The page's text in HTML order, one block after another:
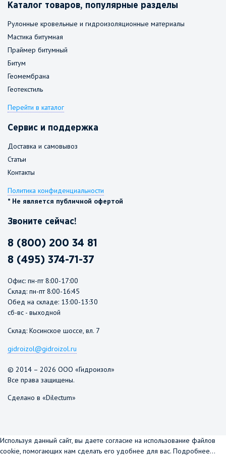
Каталог товаров, популярные разделы
Рулонные кровельные и гидроизоляционные материалы
Мастика битумная
Праймер битумный
Битум
Геомембрана
Геотекстиль
Перейти в каталог
Сервис и поддержка
Доставка и самовывоз
Статьи
Контакты
Политика конфиденциальности
* Не является публичной офертой
Звоните сейчас!
8 (800) 200 34 81
8 (495) 374-71-37
Офис: пн-пт 8:00-17:00
Склад: пн-пт 8:00-16:45
Обед на складе: 13:00-13:30
сб-вс - выходной
Склад: Косинское шоссе, вл. 7
gidroizol@gidroizol.ru
© 2014 – 2026 ООО «Гидроизол»
Все права защищены.
Сделано в «Dilectum»
Используя данный сайт, вы даете согласие на использование файлов
cookie, помогающих нам сделать его удобнее для вас. Подробнее...